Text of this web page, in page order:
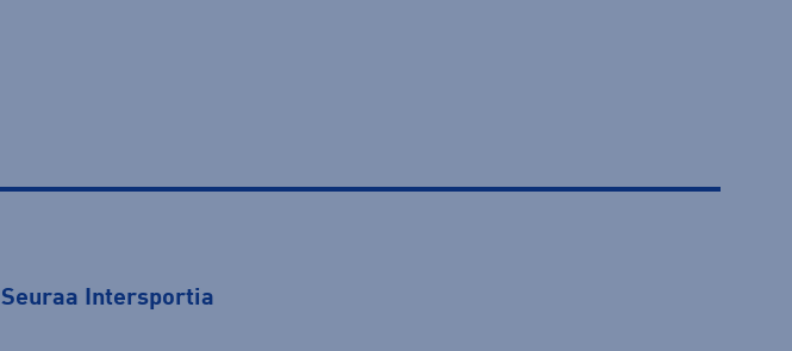
Seuraa Intersportia